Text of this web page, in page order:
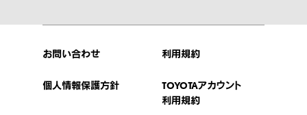
お問い合わせ 利用規約
個人情報保護方針
TOYOTAアカウント
利用規約